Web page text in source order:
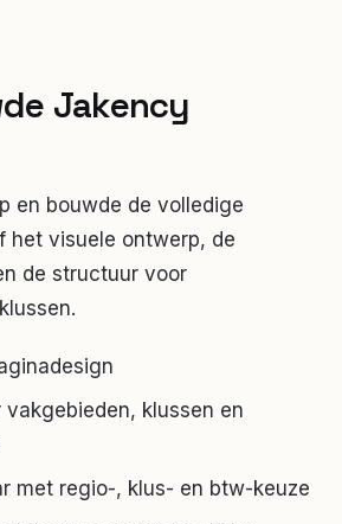
Jakency
en bouwde de volledige
het visuele ontwerp, de
de structuur voor
klussen en
met regio-, klus- en btw-keuze